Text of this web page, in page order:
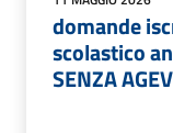
domande
scolastico
SENZA